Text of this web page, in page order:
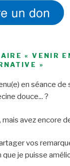
« VENIR
»
en séance de
douce... ?
mais avez encore
vos
que je puisse